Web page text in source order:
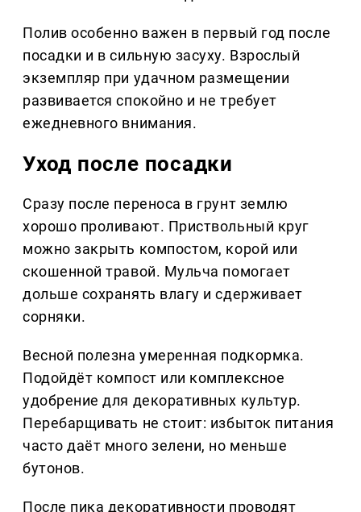
Полив особенно важен в первый год после
посадки и в сильную засуху. Взрослый
экземпляр при удачном размещении
развивается спокойно и не требует
ежедневного внимания.
Уход после посадки
Сразу после переноса в грунт землю
хорошо проливают. Приствольный круг
можно закрыть компостом, корой или
скошенной травой. Мульча помогает
дольше сохранять влагу и сдерживает
сорняки.
Весной полезна умеренная подкормка.
Подойдёт компост или комплексное
удобрение для декоративных культур.
Перебарщивать не стоит: избыток питания
часто даёт много зелени, но меньше
бутонов.
После пика декоративности проводят